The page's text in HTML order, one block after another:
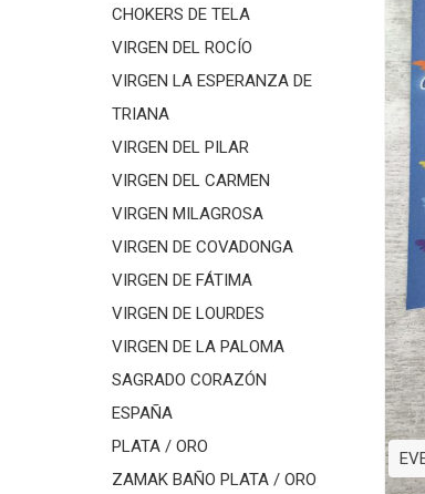
CHOKERS DE TELA
VIRGEN DEL ROCÍO
VIRGEN LA ESPERANZA DE
TRIANA
VIRGEN DEL PILAR
VIRGEN DEL CARMEN
VIRGEN MILAGROSA
VIRGEN DE COVADONGA
VIRGEN DE FÁTIMA
VIRGEN DE LOURDES
VIRGEN DE LA PALOMA
SAGRADO CORAZÓN
ESPAÑA
PLATA / ORO
ZAMAK BAÑO PLATA / ORO